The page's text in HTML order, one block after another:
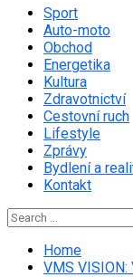
Sport
Auto-moto
Obchod
Energetika
Kultura
Zdravotnictví
Cestovní ruch
Lifestyle
Zprávy
Bydlení a
Kontakt
Search
for:
Home
VMS